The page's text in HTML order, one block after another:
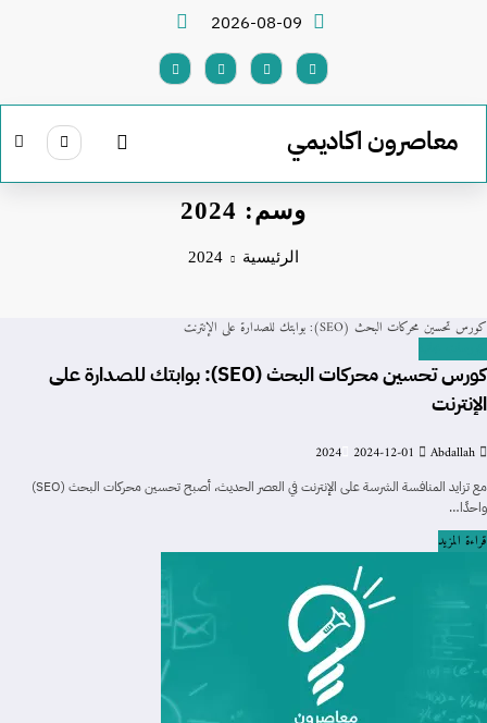
2026-08-09
معاصرون اكاديمي
وسم: 2024
الرئيسية 2024
كورس تحسين محركات البحث (SEO): بوابتك للصدارة على الإنترنت
كورس تحسين محركات البحث (SEO): بوابتك للصدارة على
الإنترنت
Abdallah
2024-12-01
2024
مع تزايد المنافسة الشرسة على الإنترنت في العصر الحديث، أصبح تحسين محركات البحث (SEO)
واحدًا…
قراءة المزيد